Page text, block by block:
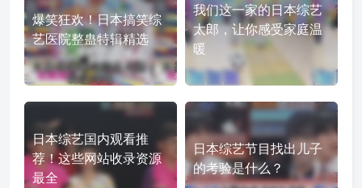
爆笑狂欢！日本搞笑综
艺医院整蛊特辑精选
我们这一家的日本综艺
太郎，让你感受家庭温
暖
日本综艺国内观看推
荐！这些网站收录资源
最全
日本综艺节目找出儿子
的考验是什么？